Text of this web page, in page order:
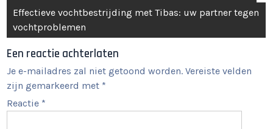
Effectieve vochtbestrijding met Tibas: uw partner tegen
vochtproblemen
Een reactie achterlaten
Je e-mailadres zal niet getoond worden. Vereiste velden
zijn gemarkeerd met *
Reactie *